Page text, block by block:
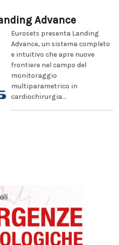
Advance
Eurosets presenta Landing
Advance, un sistema completo
e intuitivo che apre nuove
frontiere nel campo del
monitoraggio
multiparametrico in
cardiochirurgia...